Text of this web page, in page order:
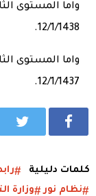
12/1/1438.
12/1/1437.
كلمات دليلية
نظام نور
وزارة